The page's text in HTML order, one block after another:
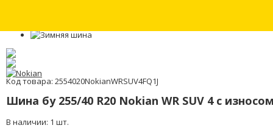
Код товара: 2554020NokianWRSUV4FQ1J
Шина бу 255/40 R20 Nokian WR SUV 4 с
В наличии: 1 шт.